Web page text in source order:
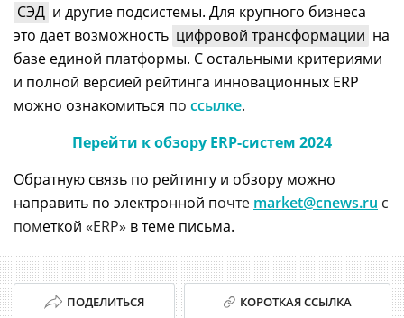
СЭД и другие подсистемы. Для крупного бизнеса
это дает возможность цифровой трансформации на
базе единой платформы. С остальными критериями
и полной версией рейтинга инновационных ERP
можно ознакомиться по ссылке.
Перейти к обзору ERP-систем 2024
Обратную связь по рейтингу и обзору можно
направить по электронной почте market@cnews.ru с
пометкой «ERP» в теме письма.
ПОДЕЛИТЬСЯ КОРОТКАЯ ССЫЛКА